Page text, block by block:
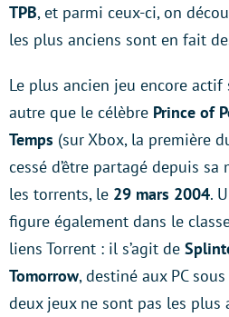
TPB, et parmi ceux-ci, on
les plus anciens sont en fait
Le plus ancien jeu encore actif
autre que le célèbre Prince of
Temps (sur Xbox, la première
cessé d’être partagé depuis
les torrents, le 29 mars 2004.
figure également dans le
liens Torrent : il s’agit de
Tomorrow, destiné aux PC
deux jeux ne sont pas les plus